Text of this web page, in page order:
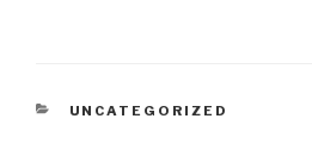
CATEGORIES
UNCATEGORIZED